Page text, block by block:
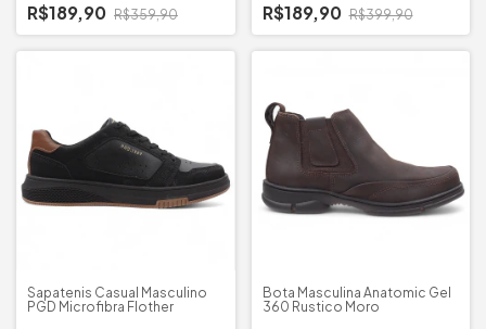
R$189,90 R$359,90 R$189,90 R$399,90
Sapatenis Casual Masculino
PGD Microfibra Flother
Bota Masculina Anatomic Gel
360 Rustico Moro